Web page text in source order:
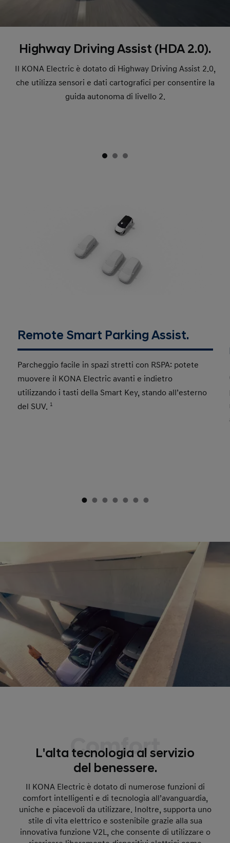
Highway Driving Assist (HDA 2.0).
Il KONA Electric è dotato di Highway Driving Assist 2.0,
che utilizza sensori e dati cartografici per consentire la
guida autonoma di livello 2.
Remote Smart Parking Assist.
Parcheggio facile in spazi stretti con RSPA: potete
muovere il KONA Electric avanti e indietro
utilizzando i tasti della Smart Key, stando all’esterno
del SUV. 1
Comfort
L'alta tecnologia al servizio
del benessere.
Il KONA Electric è dotato di numerose funzioni di
comfort intelligenti e di tecnologia all’avanguardia,
uniche e piacevoli da utilizzare. Inoltre, supporta uno
stile di vita elettrico e sostenibile grazie alla sua
innovativa funzione V2L, che consente di utilizzare o